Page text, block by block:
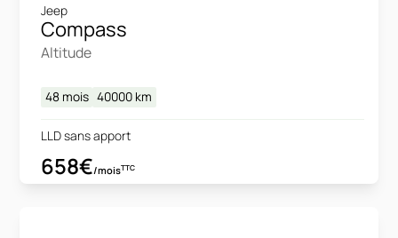
Jeep
Compass
Altitude
48 mois 40000 km
LLD sans apport
658€/moisTTC